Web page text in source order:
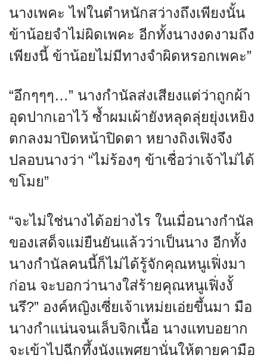
นางเพคะ ไฟในตำหนักสว่างถึงเพียงนั้น
ข้าน้อยจำไม่ผิดเพคะ อีกทั้งนางงดงามถึง
เพียงนี้ ข้าน้อยไม่มีทางจำผิดหรอกเพคะ”
“อึกๆๆๆ…” นางกำนัลส่งเสียงแต่ว่าถูกผ้า
อุดปากเอาไว้ ซ้ำผมเผ้ายังหลุดลุ่ยยุ่งเหยิง
ตกลงมาปิดหน้าปิดตา หยางถิงเฟิงจึง
ปลอบนางว่า “ไม่ร้องๆ ข้าเชื่อว่าเจ้าไม่ได้
ขโมย”
“จะไม่ใช่นางได้อย่างไร ในเมื่อนางกำนัล
ของเสด็จแม่ยืนยันแล้วว่าเป็นนาง อีกทั้ง
นางกำนัลคนนี้ก็ไม่ได้รู้จักคุณหนูเฟิ่งมา
ก่อน จะบอกว่านางใส่ร้ายคุณหนูเฟิ่งงั้
นรึ?” องค์หญิงเซี่ยเจ้าเหม่ยเอ่ยขึ้นมา มือ
นางกำแน่นจนเล็บจิกเนื้อ นางแทบอยาก
จะเข้าไปฉีกทึ้งนังแพศยานั่นให้ตายคามือ